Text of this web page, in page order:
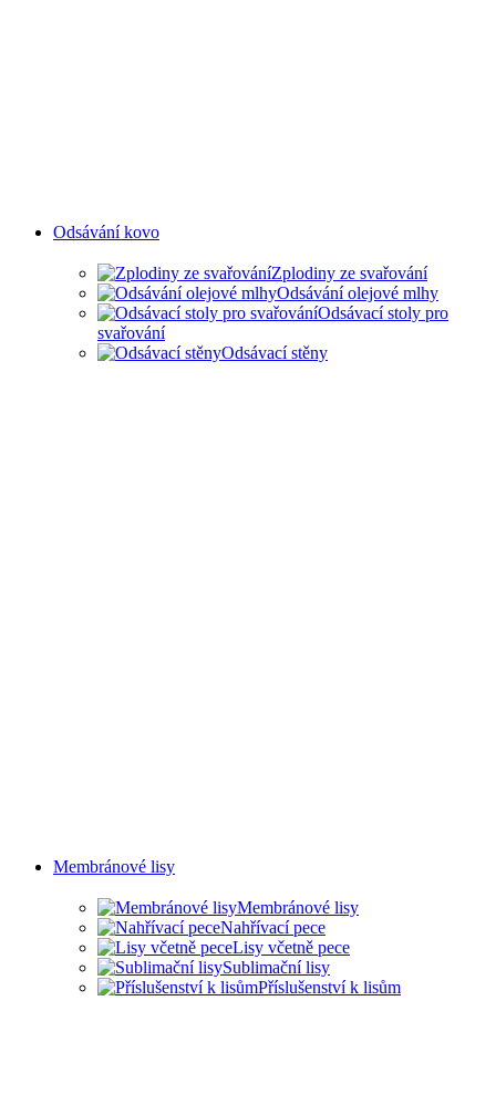
Odsávání kovo
Zplodiny ze svařování
Odsávání olejové mlhy
Odsávací stoly pro
svařování
Odsávací stěny
Membránové lisy
Membránové lisy
Nahřívací pece
Lisy včetně pece
Sublimační lisy
Příslušenství k lisům